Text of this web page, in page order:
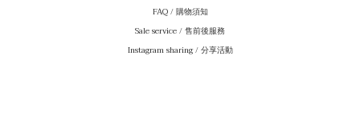
FAQ / 購物須知
Sale service / 售前後服務
Instagram sharing / 分享活動